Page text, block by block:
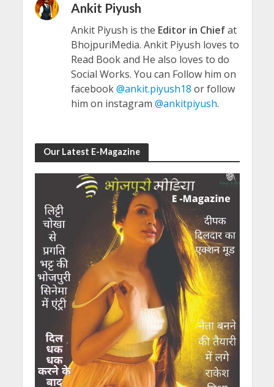
Ankit Piyush
Ankit Piyush is the Editor in Chiefat
BhojpuriMedia. Ankit Piyush loves to
Read Book and He also loves to do
Social Works. You can Follow him on
facebook@ankit.piyush18 or follow
him on instagram @ankitpiyush.
Our Latest E-Magazine